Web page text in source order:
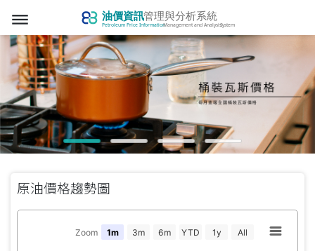
dehaze
原油價格趨勢圖
Zoom 1m 3m 6m YTD 1y All